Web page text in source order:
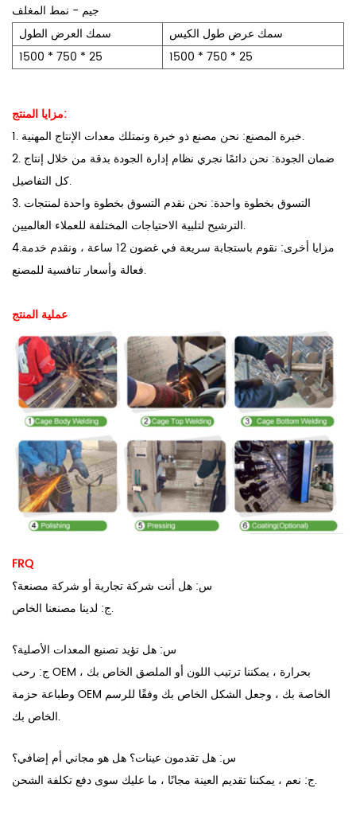
جيم - نمط المغلف
سمك العرض الطول
سمك عرض طول الكيس
1500 * 750 * 25
1500 * 750 * 25
مزايا المنتج:
1. خبرة المصنع: نحن مصنع ذو خبرة ونمتلك معدات الإنتاج المهنية.
2. ضمان الجودة: نحن دائمًا نجري نظام إدارة الجودة بدقة من خلال إنتاج
كل التفاصيل.
3. التسوق بخطوة واحدة: نحن نقدم التسوق بخطوة واحدة لمنتجات
الترشيح لتلبية الاحتياجات المختلفة للعملاء العالميين.
4.مزايا أخرى: نقوم باستجابة سريعة في غضون 12 ساعة ، ونقدم خدمة
فعالة وأسعار تنافسية للمصنع.
عملية المنتج
FRQ
س: هل أنت شركة تجارية أو شركة مصنعة؟
ج: لدينا مصنعنا الخاص.
س: هل تؤيد تصنيع المعدات الأصلية؟
ج: رحب OEM بحرارة ، يمكننا ترتيب اللون أو الملصق الخاص بك ،
وطباعة حزمة OEM الخاصة بك ، وجعل الشكل الخاص بك وفقًا للرسم
الخاص بك.
س: هل تقدمون عينات؟ هل هو مجاني أم إضافي؟
ج: نعم ، يمكننا تقديم العينة مجانًا ، ما عليك سوى دفع تكلفة الشحن.